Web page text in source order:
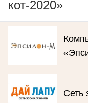
кот-2020»
Сеть